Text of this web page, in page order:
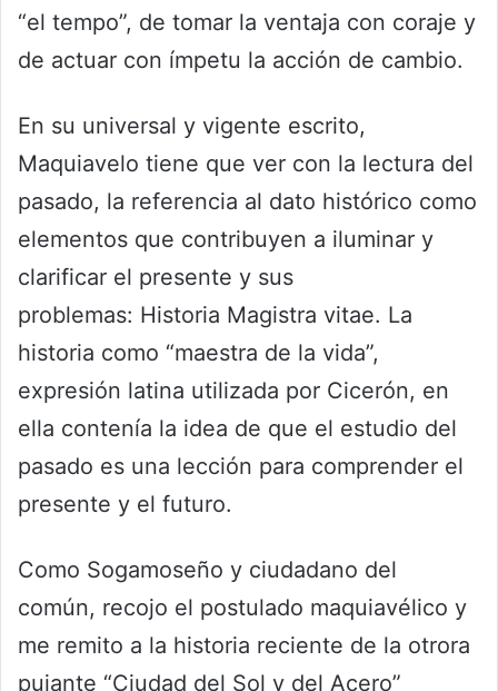
“el tempo”, de tomar la ventaja con coraje y
de actuar con ímpetu la acción de cambio.
En su universal y vigente escrito,
Maquiavelo tiene que ver con la lectura del
pasado, la referencia al dato histórico como
elementos que contribuyen a iluminar y
clarificar el presente y sus
problemas: Historia Magistra vitae. La
historia como “maestra de la vida”,
expresión latina utilizada por Cicerón, en
ella contenía la idea de que el estudio del
pasado es una lección para comprender el
presente y el futuro.
Como Sogamoseño y ciudadano del
común, recojo el postulado maquiavélico y
me remito a la historia reciente de la otrora
pujante “Ciudad del Sol y del Acero”